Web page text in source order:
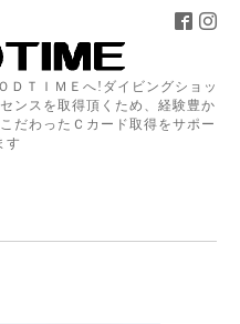
ＤＴＩＭＥへ!ダイビングショッ
ンスを取得頂くため、経験豊か
だわったＣカード取得をサポー
す